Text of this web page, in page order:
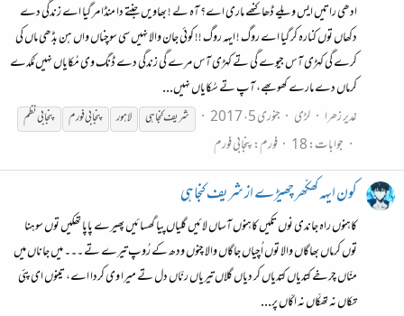
ادھی راتیں ایس ویلے ڈھا کنھے ماری اے؟ آہ لے ! بھاویں جنتے دا منڈا مر گیا اے زندگی دے
دکھاں توں کنارہ کر گیا اے روگ ! ایہہ روگ !! کوئی جان والا نہیں سی سوچناں واں ہن بڈھی ماں کی
کرے گی کہڑی آس جیوے گی تے کہڑی آس مرے گی زندگی دے ڈنگ وی مُکایاں نہیں مُکدے
کرماں دے مارے کھوبھے، آپ تے سُکایاں نہیں...
غدیر زھرا
لڑی جنوری 5، 2017 شریفکنجاہی لاہور پنجابی فورم پنجابی نظم
جوابات: 18 فورم:پنجابی فورم
کون ایہہ کھکّھر چھیڑے از شریف کنجاہی
کاہنوں راہ جاندی نوں تکیں کاہنوں آساں لائیں گلیاں پیا گھسائیں پھیرے پاپا تھکیں توں سوہنا
توں کرماں بھاگاں والا توں اُچیاں جاگاں والا چنوں ودھ کے رُوپ تیرے تے ۔۔۔ میں جاناں میں
منّاں چرخے کتدیاں کتدیاں کر دیاں گلاں تیریاں رنّاں دل تے میرا وی کردا اے، تینوں ای پئی
تکاں نہ تھکّاں نہ اکّاں پر...